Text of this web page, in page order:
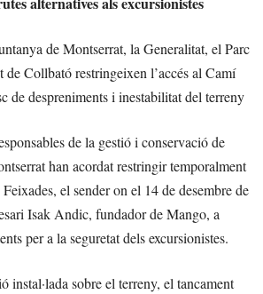
de Montserrat, la Generalitat, el Parc
Collbató restringeixen l’accés al Camí
de despreniments i inestabilitat del terreny
de la gestió i conservació de
han acordat restringir temporalment
el sender on el 14 de desembre de
Isak Andic, fundador de Mango, a
per a la seguretat dels excursionistes.
instal·lada sobre el terreny, el tancament